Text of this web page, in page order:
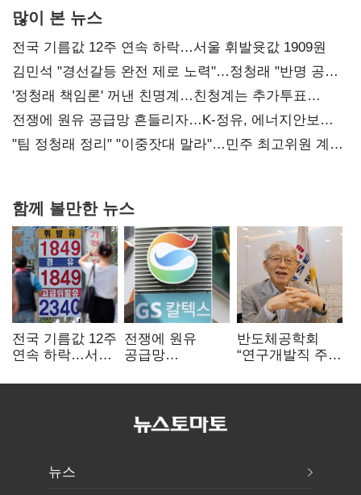
많이 본 뉴스
전국 기름값 12주 연속 하락…서울 휘발윳값 1909원
김민석 "경선갈등 완전 제로 노력"…정청래 "반명 공세
사과부터"
'정청래 책임론' 꺼낸 친명계…친청계는 추가투표
때리기
전쟁에 원유 공급망 흔들리자…K-정유, 에너지안보
핵심으로 재부상
"팀 정청래 정리" "이중잣대 말라"…민주 최고위원 계파
함께 볼만한 뉴스
전국 기름값 12주
연속 하락…서울
전쟁에 원유
공급망
정유, 에너지안보
반도체공학회
“연구개발직 주
개선해야”
뉴스